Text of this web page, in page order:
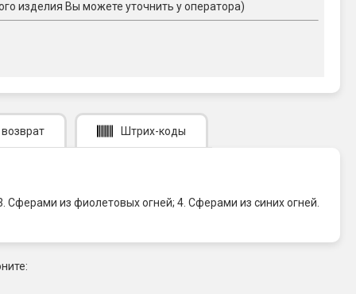
изделия Вы можете уточнить у оператора)
Штрих-коды
из фиолетовых огней; 4. Сферами из синих огней.